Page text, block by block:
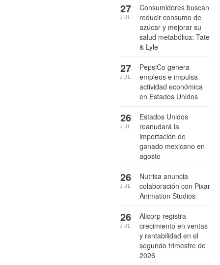
Consumidores buscan
reducir consumo de
azúcar y mejorar su
salud metabólica: Tate
& Lyle
27
JUL
PepsiCo genera
empleos e impulsa
actividad económica
en Estados Unidos
27
JUL
Estados Unidos
reanudará la
importación de
ganado mexicano en
agosto
26
JUL
Nutrisa anuncia
colaboración con Pixar
Animation Studios
26
JUL
Alicorp registra
crecimiento en ventas
y rentabilidad en el
segundo trimestre de
2026
26
JUL